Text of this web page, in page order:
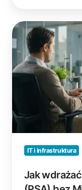
Jak
wdrażać
aplikacje
wsparcia
druku
Microsoft
Store
IT i infrastruktura
Jak